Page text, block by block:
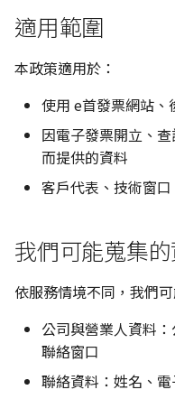
錯誤代碼
適用範圍
本政策適用於：
使用 e首發票網站、
因電子發票開立、
而提供的資料
客戶代表、技術窗
我們可能蒐集
依服務情境不同，我們可
公司與營業人資料
聯絡窗口
聯絡資料：姓名、